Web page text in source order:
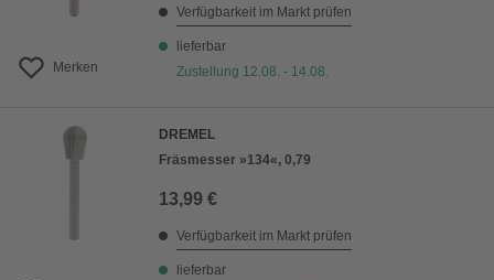
Merken
Verfügbarkeit im Markt prüfen
lieferbar
Zustellung 12.08. - 14.08.
DREMEL
Fräsmesser »134«, 0,79
13,99 €
Verfügbarkeit im Markt prüfen
lieferbar